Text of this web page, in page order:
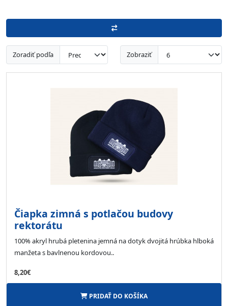
Zoradiť podľa Zobraziť
Čiapka zimná s potlačou budovy
rektorátu
100% akryl hrubá pletenina jemná na dotyk dvojitá hrúbka hlboká
manžeta s bavlnenou kordovou..
8,20€
PRIDAŤ DO KOŠÍKA